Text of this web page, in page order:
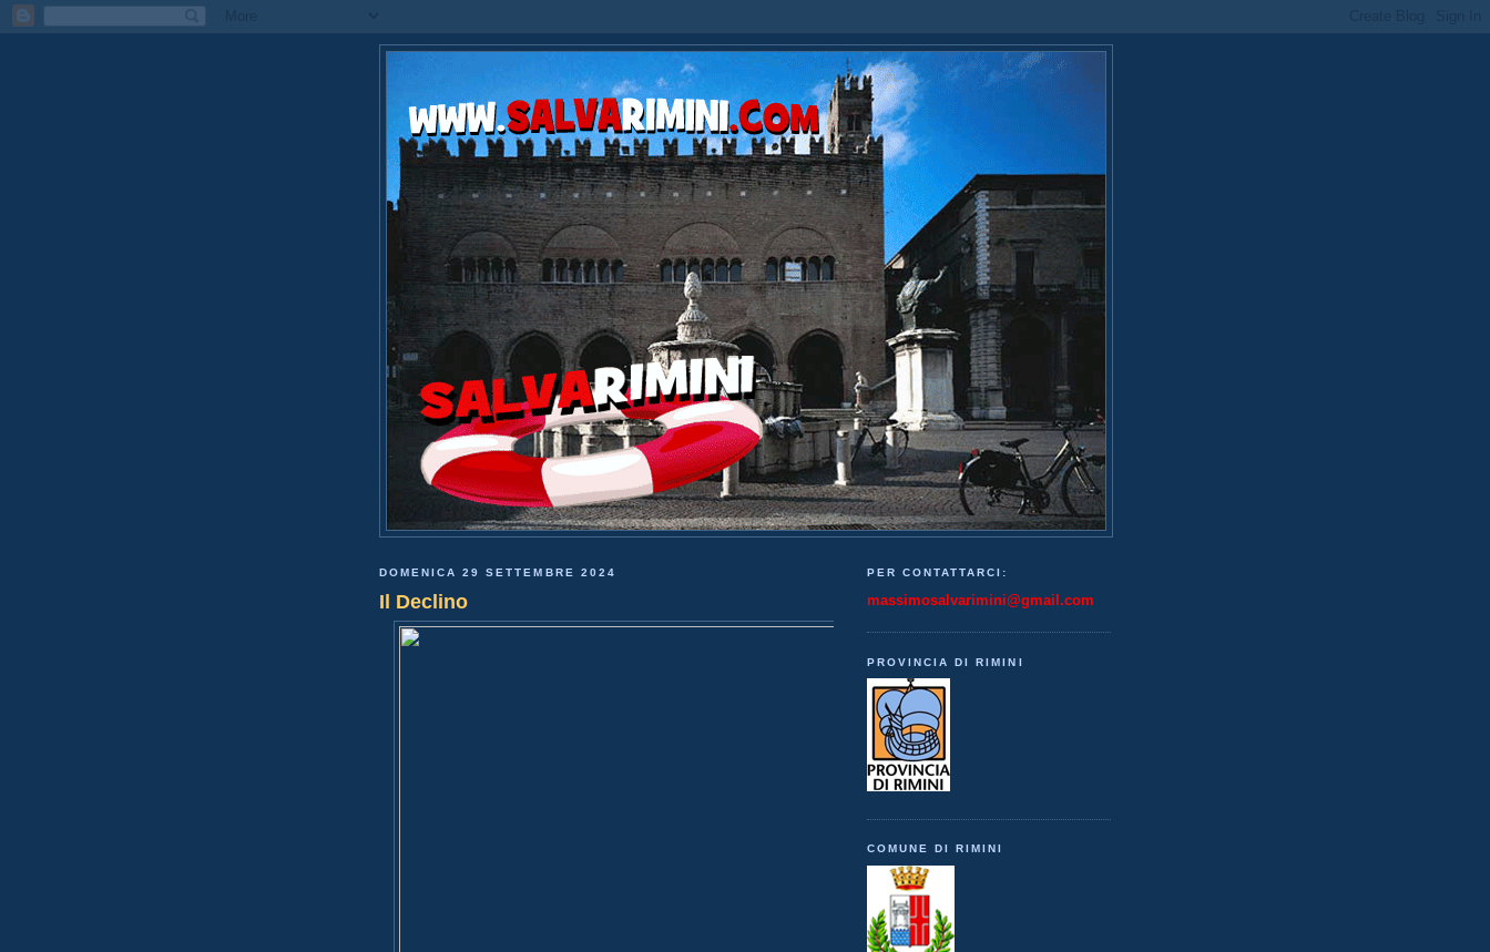
DOMENICA 29 SETTEMBRE 2024
Il Declino
PER CONTATTARCI:
massimosalvarimini@gmail.com
PROVINCIA DI RIMINI
COMUNE DI RIMINI